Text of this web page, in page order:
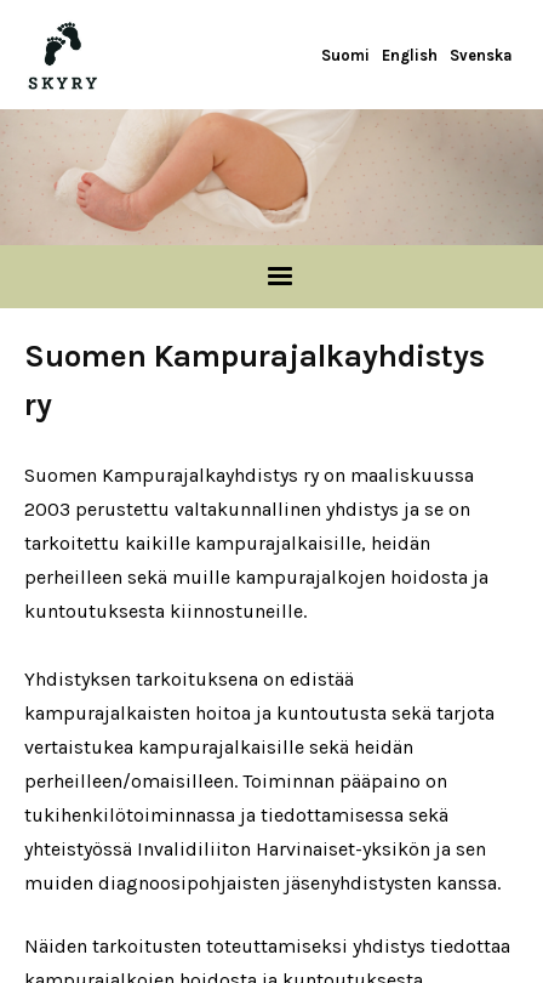
Suomi English Svenska
Suomen Kampurajalkayhdistys
ry
Suomen Kampurajalkayhdistys ry on maaliskuussa
2003 perustettu valtakunnallinen yhdistys ja se on
tarkoitettu kaikille kampurajalkaisille, heidän
perheilleen sekä muille kampurajalkojen hoidosta ja
kuntoutuksesta kiinnostuneille.
Yhdistyksen tarkoituksena on edistää
kampurajalkaisten hoitoa ja kuntoutusta sekä tarjota
vertaistukea kampurajalkaisille sekä heidän
perheilleen/omaisilleen. Toiminnan pääpaino on
tukihenkilötoiminnassa ja tiedottamisessa sekä
yhteistyössä Invalidiliiton Harvinaiset-yksikön ja sen
muiden diagnoosipohjaisten jäsenyhdistysten kanssa.
Näiden tarkoitusten toteuttamiseksi yhdistys tiedottaa